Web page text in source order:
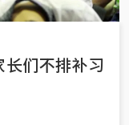
们不排补习